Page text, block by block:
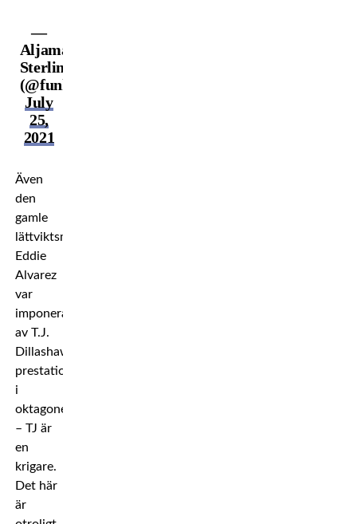
—
Aljamain
Sterling
(@funkmasterMMA)
July
25,
2021
Även
den
gamle
lättviktsmästaren
Eddie
Alvarez
var
imponerad
av T.J.
Dillashaws
prestation
i
oktagonen.
– TJ är
en
krigare.
Det här
är